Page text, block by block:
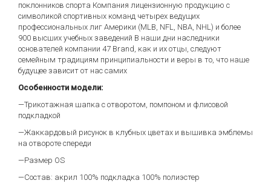
поклонников спорта Компания лицензионную продукцию с
символикой спортивных команд четырех ведущих
профессиональных лиг Америки (MLB, NFL, NBA, NHL) и более
900 высших учебных заведений В наши дни наследники
основателей компании 47 Brand, как и их отцы, следуют
семейным традициям принципиальности и веры в то, что наше
будущее зависит от нас самих
Особенности модели:
—Трикотажная шапка с отворотом, помпоном и флисовой
подкладкой
—Жаккардовый рисунок в клубных цветах и вышивка эмблемы
на отвороте спереди
—Размер OS
—Состав: акрил 100% подкладка 100% полиэстер